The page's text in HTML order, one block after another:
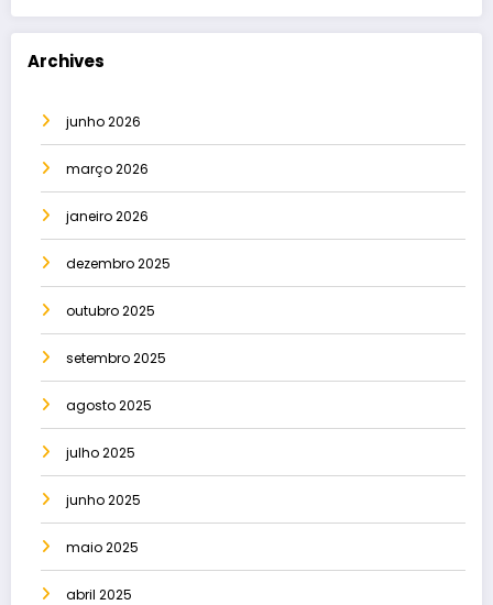
Archives
junho 2026
março 2026
janeiro 2026
dezembro 2025
outubro 2025
setembro 2025
agosto 2025
julho 2025
junho 2025
maio 2025
abril 2025